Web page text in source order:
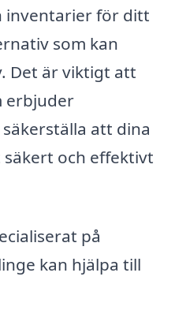
inventarier för ditt
som kan
Det är viktigt att
erbjuder
att dina
och effektivt
på
kan hjälpa till